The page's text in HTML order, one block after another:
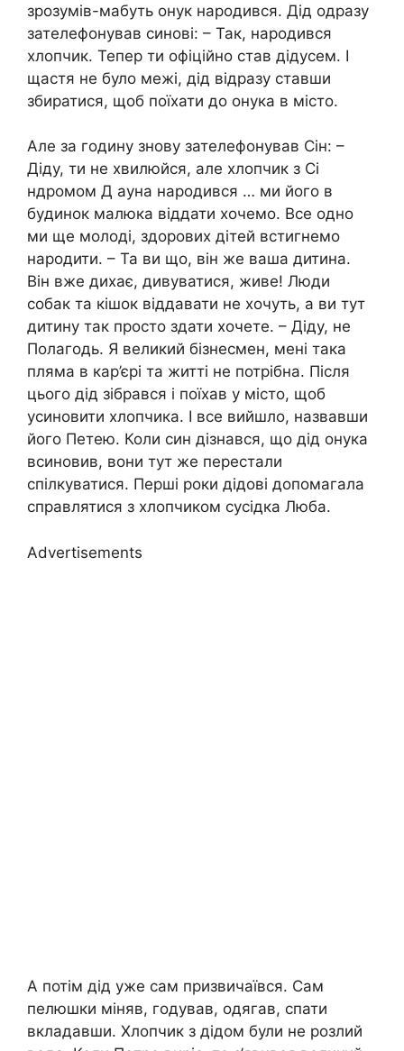
зрозумів-мабуть онук народився. Дід одразу
зателефонував синові: – Так, народився
хлопчик. Тепер ти офіційно став дідусем. І
щастя не було межі, дід відразу ставши
збиратися, щоб поїхати до онука в місто.
Але за годину знову зателефонував Сін: –
Діду, ти не хвилюйся, але хлопчик з Сі
ндромом Д ауна народився … ми його в
бyдинок малюка віддати хочемо. Все одно
ми ще молоді, здорових дітей встигнемо
народити. – Та ви що, він же ваша дитина.
Він вже дихає, дивуватися, живе! Люди
собак та кішок віддавати не хочуть, а ви тут
дитину так просто здати хочете. – Діду, не
Полагодь. Я великий бізнесмен, мені така
пляма в кар’єрі та житті не потрібна. Після
цього дід зібрався і поїхав у місто, щоб
уcиновити хлопчика. І все вийшло, назвавши
його Петею. Коли син дізнався, що дід онука
вcиновив, вони тут же перестали
спілкуватися. Перші роки дідові допомагала
справлятися з хлопчиком сусідка Люба.
Advertisements
А потім дід уже сам призвичаївся. Сам
пелюшки міняв, годував, одягав, спати
вкладавши. Хлопчик з дідом були не розлий